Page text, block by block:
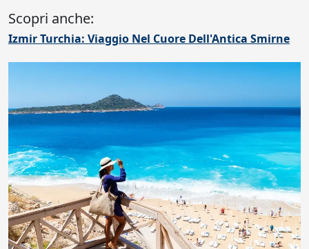
Scopri anche:
Izmir Turchia: Viaggio Nel Cuore Dell'Antica Smirne